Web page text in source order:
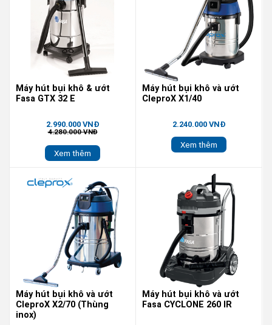
Máy hút bụi khô & ướt
Fasa GTX 32 E
2.990.000 VNĐ
4.280.000 VNĐ
Xem thêm
Máy hút bụi khô và ướt
CleproX X1/40
2.240.000 VNĐ
Xem thêm
Máy hút bụi khô và ướt
CleproX X2/70 (Thùng
inox)
Máy hút bụi khô và ướt
Fasa CYCLONE 260 IR